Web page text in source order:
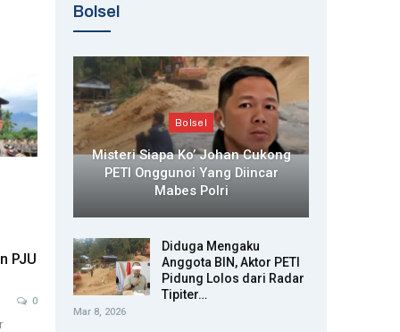
PJU
0
Bolsel
Bolsel
Misteri Siapa Ko’ Johan Cukong
PETI Onggunoi Yang Diincar
Mabes Polri
Diduga Mengaku
Anggota BIN, Aktor PETI
Pidung Lolos dari Radar
Tipiter…
Mar 8, 2026